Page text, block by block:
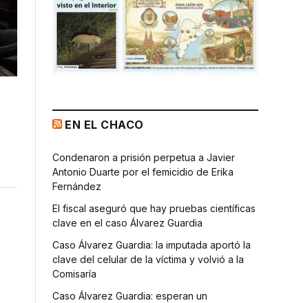
EN EL CHACO
Condenaron a prisión perpetua a Javier
Antonio Duarte por el femicidio de Erika
Fernández
El fiscal aseguró que hay pruebas científicas
clave en el caso Álvarez Guardia
Caso Álvarez Guardia: la imputada aportó la
clave del celular de la víctima y volvió a la
Comisaría
Caso Álvarez Guardia: esperan un